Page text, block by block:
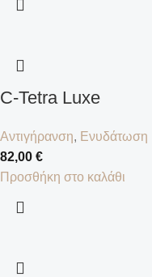
C-Tetra Luxe
Αντιγήρανση, Ενυδάτωση
82,00 €
Προσθήκη στο καλάθι